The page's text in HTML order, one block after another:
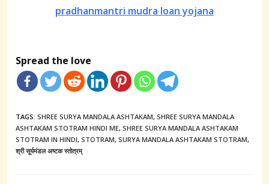
pradhanmantri mudra loan yojana
Spread the love
TAGS:SHREE SURYA MANDALA ASHTAKAM, SHREE SURYA MANDALA
ASHTAKAM STOTRAM HINDI ME, SHREE SURYA MANDALA ASHTAKAM
STOTRAM IN HINDI, STOTRAM, SURYA MANDALA ASHTAKAM STOTRAM,
श्री सूर्यमंडल अष्टक स्तोत्रम्